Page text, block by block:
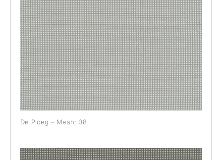
De Ploeg – Mesh: 08
De Ploeg – Mesh: 08